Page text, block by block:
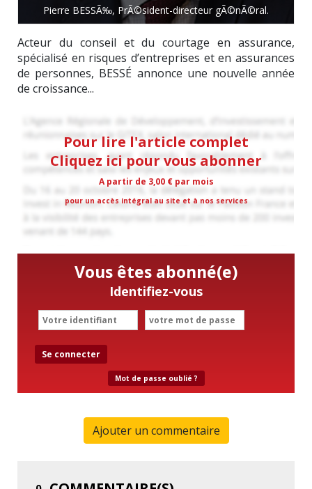
Pierre BESSÃ‰, PrÃ©sident-directeur gÃ©nÃ©ral.
Acteur du conseil et du courtage en assurance,
spécialisé en risques d’entreprises et en assurances
de personnes, BESSÉ annonce une nouvelle année
de croissance...
Pour lire l'article complet
Cliquez ici pour vous abonner
A partir de 3,00 € par mois
pour un accès intégral au site et à nos services
Vous êtes abonné(e)
Identifiez-vous
Se connecter
Mot de passe oublié ?
Ajouter un commentaire